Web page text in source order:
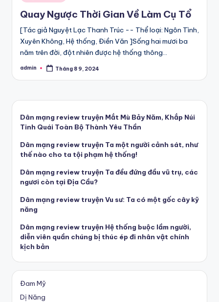
in
Quay Ngược Thời Gian Về Làm Cụ Tổ
[Tác giả Nguyệt Lạc Thanh Trúc -- Thể loại: Ngôn Tình,
Xuyên Không, Hệ thống, Điền Văn ]Sống hai mươi ba
năm trên đời, đột nhiên được hệ thống thông…
Posted
admin Tháng 8 9, 2024
Dân mạng review truyện Mắt Mù Bảy Năm, Khắp Núi
Tinh Quái Toàn Bộ Thành Yêu Thần
Dân mạng review truyện Ta một người cảnh sát, như
thế nào cho ta tội phạm hệ thống!
Dân mạng review truyện Ta đều đứng đầu vũ trụ, các
ngươi còn tại Địa Cầu?
Dân mạng review truyện Vu sư: Ta có một gốc cây kỹ
năng
Dân mạng review truyện Hệ thống buộc lầm người,
diễn viên quần chúng bị thúc ép đi nhân vật chính
kịch bản
Đam Mỹ
Dị Năng